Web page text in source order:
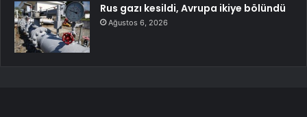
Rus gazı kesildi, Avrupa ikiye bölündü
Ağustos 6, 2026